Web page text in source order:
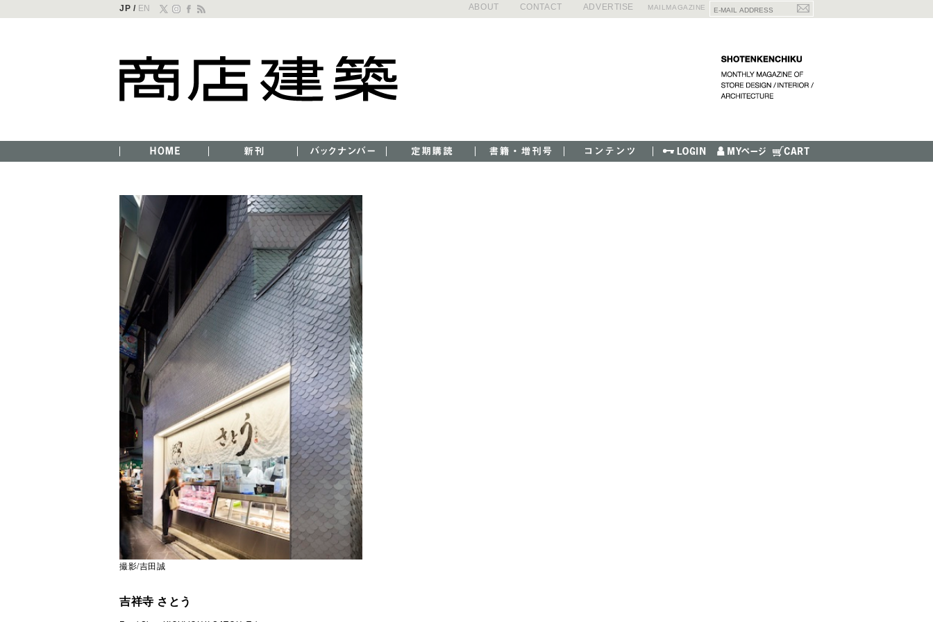
JP / EN ABOUT CONTACT ADVERTISE MAILMAGAZINE
撮影/吉田誠
吉祥寺 さとう